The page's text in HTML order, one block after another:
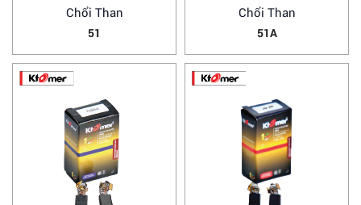
Chổi Than
51
Chổi Than
51A